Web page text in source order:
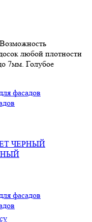
любой плотности
7мм. Голубое